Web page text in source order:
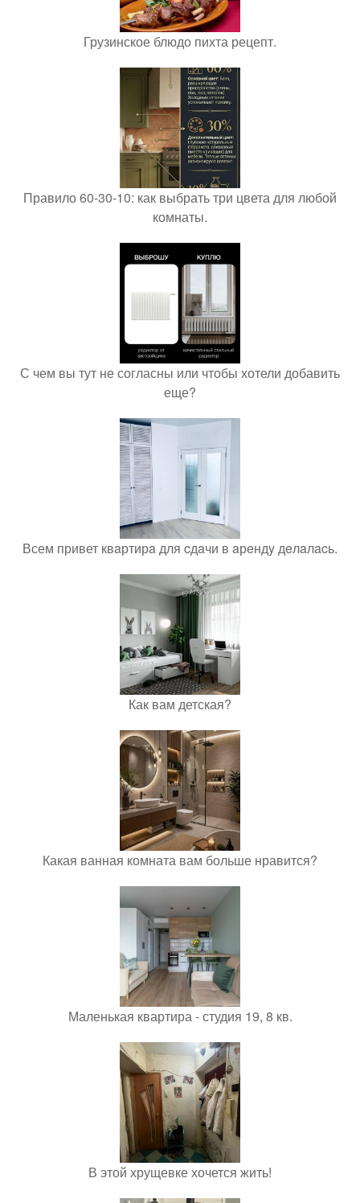
Грузинское блюдо пихта рецепт.
Правило 60-30-10: как выбрать три цвета для любой
комнаты.
С чем вы тут не согласны или чтобы хотели добавить
еще?
Всем привет квaртирa для cдaчи в aрeндy дeлaлacь.
Как вам детская?
Какая ванная комната вам больше нравится?
Маленькая квартира - студия 19, 8 кв.
В этой хрущевке хочется жить!